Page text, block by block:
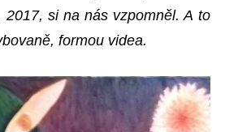
2017, si na nás vzpomněl. A to
formou videa.